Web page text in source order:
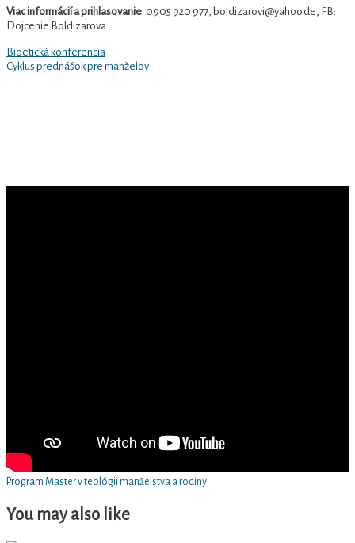
Viac informácií a prihlasovanie: 0905 920 977, boldizarovi@yahoo.de, FB:
Dojcenie Boldizarova
Navigácia
v
Previous
Post
Bioetická konferencia
Next
Cyklus prednášok pre manželov
Program Master v teológii manželstva a rodiny
You may also like